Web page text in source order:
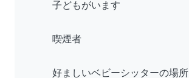
子どもがいます
喫煙者
好ましいベビーシッターの場所